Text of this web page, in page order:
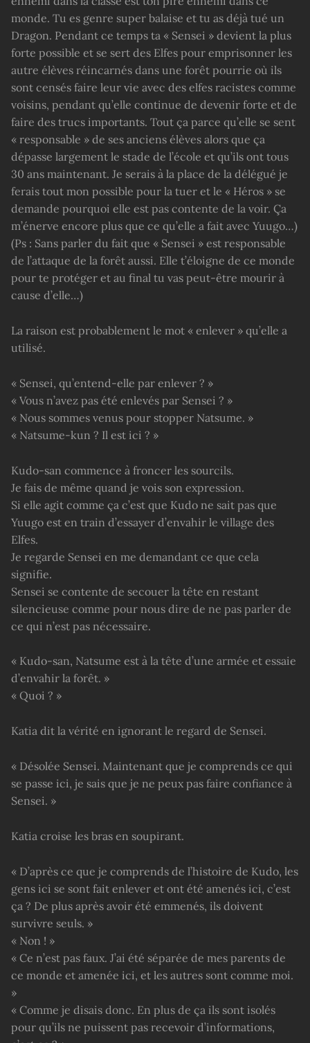
monde. Tu es genre super balaise et tu as déjà tué un
Dragon. Pendant ce temps ta « Sensei » devient la plus
forte possible et se sert des Elfes pour emprisonner les
autre élèves réincarnés dans une forêt pourrie où ils
sont censés faire leur vie avec des elfes racistes comme
voisins, pendant qu’elle continue de devenir forte et de
faire des trucs importants. Tout ça parce qu’elle se sent
« responsable » de ses anciens élèves alors que ça
dépasse largement le stade de l’école et qu’ils ont tous
30 ans maintenant. Je serais à la place de la délégué je
ferais tout mon possible pour la tuer et le « Héros » se
demande pourquoi elle est pas contente de la voir. Ça
m’énerve encore plus que ce qu’elle a fait avec Yuugo…)
(Ps : Sans parler du fait que « Sensei » est responsable
de l’attaque de la forêt aussi. Elle t’éloigne de ce monde
pour te protéger et au final tu vas peut-être mourir à
cause d’elle…)
La raison est probablement le mot « enlever » qu’elle a
utilisé.
« Sensei, qu’entend-elle par enlever ? »
« Vous n’avez pas été enlevés par Sensei ? »
« Nous sommes venus pour stopper Natsume. »
« Natsume-kun ? Il est ici ? »
Kudo-san commence à froncer les sourcils.
Je fais de même quand je vois son expression.
Si elle agit comme ça c’est que Kudo ne sait pas que
Yuugo est en train d’essayer d’envahir le village des
Elfes.
Je regarde Sensei en me demandant ce que cela
signifie.
Sensei se contente de secouer la tête en restant
silencieuse comme pour nous dire de ne pas parler de
ce qui n’est pas nécessaire.
« Kudo-san, Natsume est à la tête d’une armée et essaie
d’envahir la forêt. »
« Quoi ? »
Katia dit la vérité en ignorant le regard de Sensei.
« Désolée Sensei. Maintenant que je comprends ce qui
se passe ici, je sais que je ne peux pas faire confiance à
Sensei. »
Katia croise les bras en soupirant.
« D’après ce que je comprends de l’histoire de Kudo, les
gens ici se sont fait enlever et ont été amenés ici, c’est
ça ? De plus après avoir été emmenés, ils doivent
survivre seuls. »
« Non ! »
« Ce n’est pas faux. J’ai été séparée de mes parents de
ce monde et amenée ici, et les autres sont comme moi.
»
« Comme je disais donc. En plus de ça ils sont isolés
pour qu’ils ne puissent pas recevoir d’informations,